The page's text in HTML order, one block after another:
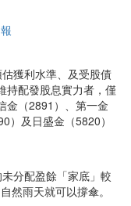
獲利水準、及受股債
持配發股息實力者，僅
金（2891）、第一金
）及日盛金（5820）
分配盈餘「家底」較
然雨天就可以撐傘。